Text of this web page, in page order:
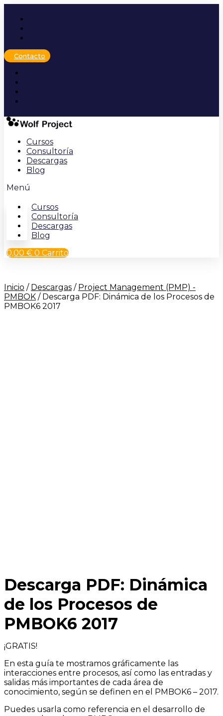
contenido
Contacto
Cursos
Consultoría
Descargas
Blog
Menú
Cursos
Consultoría
Descargas
Blog
0,00 € 0 Carrito
Inicio / Descargas / Project Management (PMP) -
PMBOK / Descarga PDF: Dinámica de los Procesos de
PMBOK6 2017
Descarga PDF: Dinámica
de los Procesos de
PMBOK6 2017
¡GRATIS!
En esta guía te mostramos gráficamente las
interacciones entre procesos, así como las entradas y
salidas más importantes de cada área de
conocimiento, según se definen en el PMBOK6 – 2017.
Puedes usarla como referencia en el desarrollo de